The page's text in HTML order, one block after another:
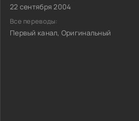
22 сентября 2004
Все переводы:
Первый канал, Оригинальный